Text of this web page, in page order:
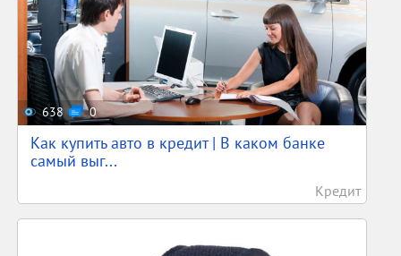
638 0
Как купить авто в кредит | В каком банке
самый выг...
Кредит